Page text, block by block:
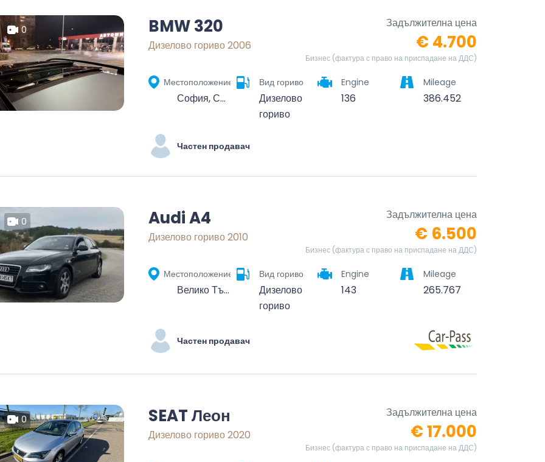
0 BMW 320
Дизелово гориво 2006
Задължителна цена
€ 4.700
Бизнес (фактура с право на приспадане на ДДС)
Местоположение
София, Средец, Столична, София-град, България
Вид гориво
Дизелово
гориво
Engine
136
Mileage
386.452
Частен продавач
0 Audi A4
Дизелово гориво 2010
Задължителна цена
€ 6.500
Бизнес (фактура с право на приспадане на ДДС)
Местоположение
Велико Търново, България
Вид гориво
Дизелово
гориво
Engine
143
Mileage
265.767
Частен продавач
0 SEAT Леон
Дизелово гориво 2020
Задължителна цена
€ 17.000
Бизнес (фактура с право на приспадане на ДДС)